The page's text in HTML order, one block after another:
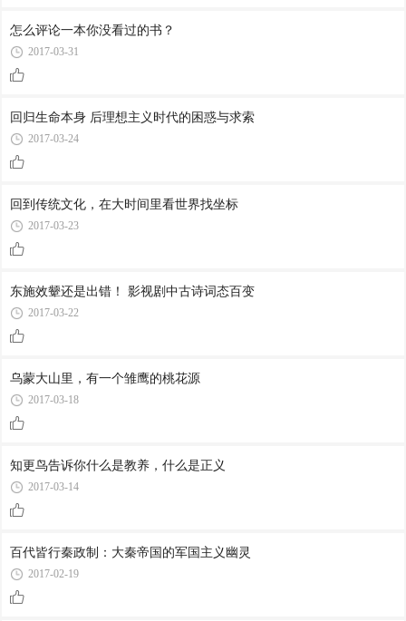
怎么评论一本你没看过的书？
2017-03-31
回归生命本身 后理想主义时代的困惑与求索
2017-03-24
回到传统文化，在大时间里看世界找坐标
2017-03-23
东施效颦还是出错！ 影视剧中古诗词态百变
2017-03-22
乌蒙大山里，有一个雏鹰的桃花源
2017-03-18
知更鸟告诉你什么是教养，什么是正义
2017-03-14
百代皆行秦政制：大秦帝国的军国主义幽灵
2017-02-19